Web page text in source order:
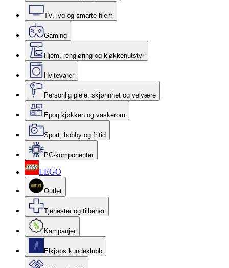
TV, lyd og smarte hjem
Gaming
Hjem, rengjøring og kjøkkenutstyr
Hvitevarer
Personlig pleie, skjønnhet og velvære
Epoq kjøkken og vaskerom
Sport, hobby og fritid
PC-komponenter
LEGO
Outlet
Tjenester og tilbehør
Kampanjer
Elkjøps kundeklubb